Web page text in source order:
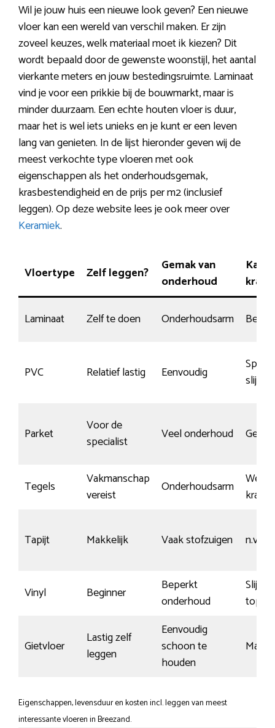
Wil je jouw huis een nieuwe look geven? Een nieuwe
vloer kan een wereld van verschil maken. Er zijn
zoveel keuzes, welk materiaal moet ik kiezen? Dit
wordt bepaald door de gewenste woonstijl, het aantal
vierkante meters en jouw bestedingsruimte. Laminaat
vind je voor een prikkie bij de bouwmarkt, maar is
minder duurzaam. Een echte houten vloer is duur,
maar het is wel iets unieks en je kunt er een leven
lang van genieten. In de lijst hieronder geven wij de
meest verkochte type vloeren met ook
eigenschappen als het onderhoudsgemak,
krasbestendigheid en de prijs per m2 (inclusief
leggen). Op deze website lees je ook meer over
Keramiek.
Vloertype Zelf leggen?
Gemak van
onderhoud
Kans
Laminaat Zelf te doen Onderhoudsarm
PVC Relatief lastig Eenvoudig
Parket
Voor de
specialist
Veel onderhoud
Tegels
Vakmanschap
vereist
Onderhoudsarm
Weinig
Tapijt Makkelijk Vaak stofzuigen n.v.t.
Vinyl Beginner
Beperkt
onderhoud
Gietvloer
Lastig zelf
leggen
Eenvoudig
schoon te
houden
Matig
Eigenschappen, levensduur en kosten incl. leggen van meest
interessante vloeren in Breezand.